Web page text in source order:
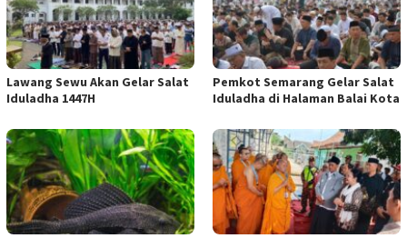
Lawang Sewu Akan Gelar Salat
Iduladha 1447H
Pemkot Semarang Gelar Salat
Iduladha di Halaman Balai Kota